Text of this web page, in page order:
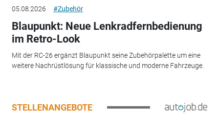
05.08.2026 #Zubehör
Blaupunkt: Neue Lenkradfernbedienung
im Retro-Look
Mit der RC-26 ergänzt Blaupunkt seine Zubehörpalette um eine
weitere Nachrüstlösung für klassische und moderne Fahrzeuge.
STELLENANGEBOTE